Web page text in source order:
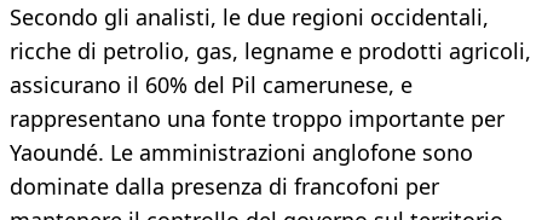
Secondo gli analisti, le due regioni occidentali,
ricche di petrolio, gas, legname e prodotti agricoli,
assicurano il 60% del Pil camerunese, e
rappresentano una fonte troppo importante per
Yaoundé. Le amministrazioni anglofone sono
dominate dalla presenza di francofoni per